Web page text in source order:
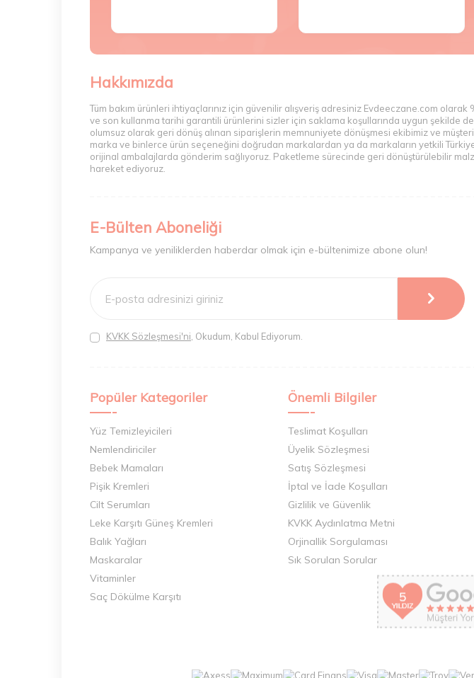
Hakkımızda
Tüm bakım ürünleri ihtiyaçlarınız için güvenilir alışveriş adresiniz Evdeeczane.com
ve son kullanma tarihi garantili ürünlerini sizler için saklama koşullarında uygun şekilde
olumsuz olarak geri dönüş alınan siparişlerin memnuniyete dönüşmesi ekibimiz ve
marka ve binlerce ürün seçeneğini doğrudan markalardan ya da markaların yetkili
orijinal ambalajlarda gönderim sağlıyoruz. Paketleme sürecinde geri dönüştürülebilir
hareket ediyoruz.
E-Bülten Aboneliği
Kampanya ve yeniliklerden haberdar olmak için e-bültenimize abone olun!
KVKK Sözleşmesi'ni , Okudum, Kabul Ediyorum.
Popüler Kategoriler
Yüz Temizleyicileri
Nemlendiriciler
Bebek Mamaları
Pişik Kremleri
Cilt Serumları
Leke Karşıtı Güneş Kremleri
Balık Yağları
Maskaralar
Vitaminler
Saç Dökülme Karşıtı
Önemli Bilgiler
Teslimat Koşulları
Üyelik Sözleşmesi
Satış Sözleşmesi
İptal ve İade Koşulları
Gizlilik ve Güvenlik
KVKK Aydınlatma Metni
Orjinallik Sorgulaması
Sık Sorulan Sorular